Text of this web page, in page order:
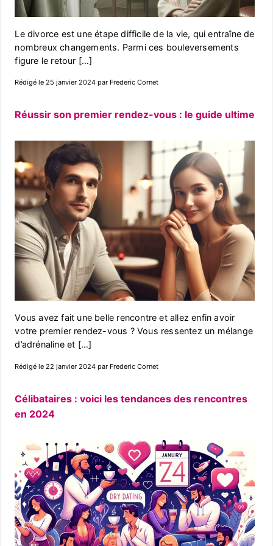
Le divorce est une étape difficile de la vie, qui entraîne de
nombreux changements. Parmi ces bouleversements
figure le retour […]
Rédigé le 25 janvier 2024 par Frederic Cornet
Réussir son premier rendez-vous : le guide ultime
Vous avez fait une belle rencontre et allez enfin avoir
votre premier rendez-vous ? Vous ressentez un mélange
d’adrénaline et […]
Rédigé le 22 janvier 2024 par Frederic Cornet
Célibataires : voici les tendances des rencontres
en 2024